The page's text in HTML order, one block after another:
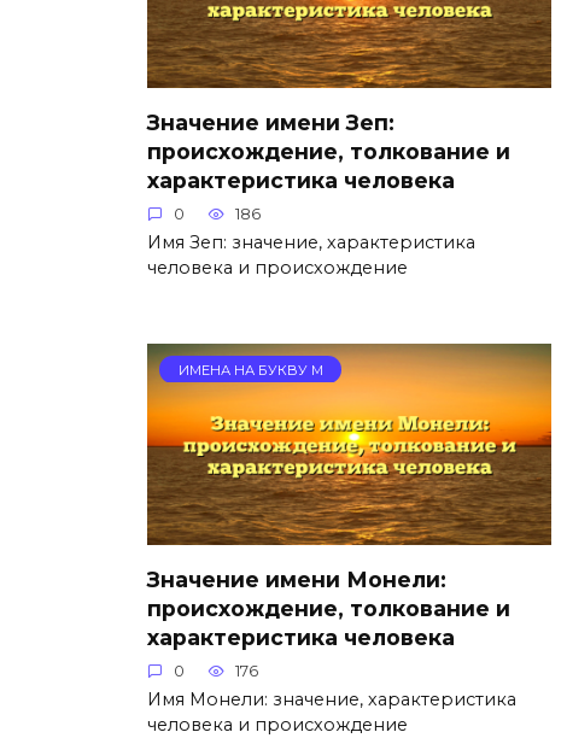
Значение имени Зеп:
происхождение, толкование и
характеристика человека
0 186
Имя Зеп: значение, характеристика
человека и происхождение
ИМЕНА НА БУКВУ М
Значение имени Монели:
происхождение, толкование и
характеристика человека
0 176
Имя Монели: значение, характеристика
человека и происхождение